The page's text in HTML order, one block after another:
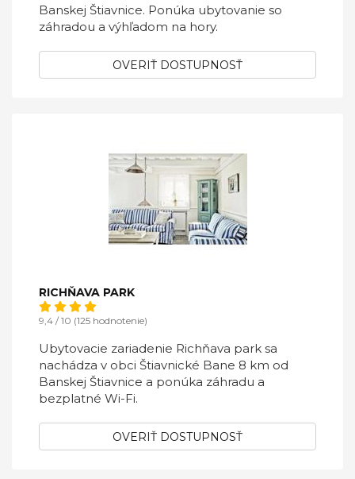
Banskej Štiavnice. Ponúka ubytovanie so
záhradou a výhľadom na hory.
OVERIŤ DOSTUPNOSŤ
RICHŇAVA PARK
9,4 / 10 (125 hodnotenie)
Ubytovacie zariadenie Richňava park sa
nachádza v obci Štiavnické Bane 8 km od
Banskej Štiavnice a ponúka záhradu a
bezplatné Wi-Fi.
OVERIŤ DOSTUPNOSŤ